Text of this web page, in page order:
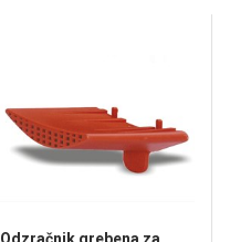
Odzračnik grebena za